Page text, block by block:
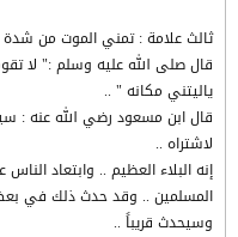
ثالث علامة : تمني الموت من شدة
قال صلى الله عليه وسلم :" لا
ياليتني مكانه " ..
قال ابن مسعود رضي الله عنه :
لاشتراه ..
إنه البلاء العظيم .. وابتعاد
المسلمين .. وقد حدث ذلك في
وسيحدث قريباً ..